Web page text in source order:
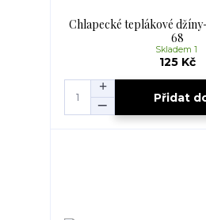
Chlapecké teplákové
68
125 Kč
Skladem 1
Přidat